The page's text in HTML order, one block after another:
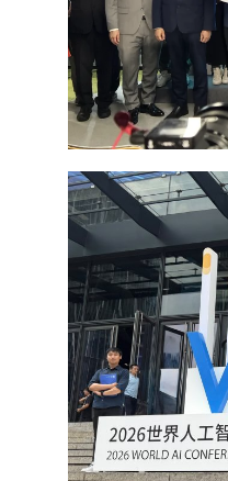
NineSmart Joins
Programme">